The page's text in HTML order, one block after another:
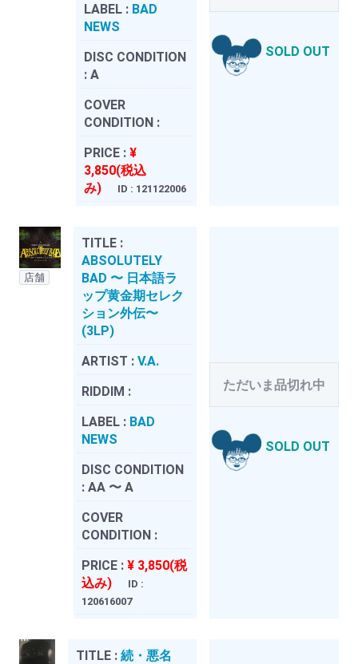
LABEL : BAD
NEWS
DISC CONDITION
: A
COVER
CONDITION :
PRICE : ¥
3,850(税込
み)
ID : 121122006
SOLD OUT
店舗
TITLE :
ABSOLUTELY
BAD 〜 日本語ラ
ップ黄金期セレク
ション外伝〜
(3LP)
ARTIST : V.A.
RIDDIM :
LABEL : BAD
NEWS
DISC CONDITION
: AA 〜 A
COVER
CONDITION :
PRICE : ¥ 3,850(税
込み)
ID :
120616007
ただいま品切れ中
SOLD OUT
TITLE : 続・悪名